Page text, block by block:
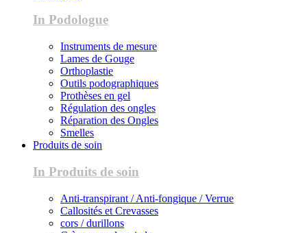
In Podologue
Instruments de mesure
Lames de Gouge
Orthoplastie
Outils podographiques
Prothèses en gel
Régulation des ongles
Réparation des Ongles
Smelles
Produits de soin
In Produits de soin
Anti-transpirant / Anti-fongique / Verrue
Callosités et Crevasses
cors / durillons